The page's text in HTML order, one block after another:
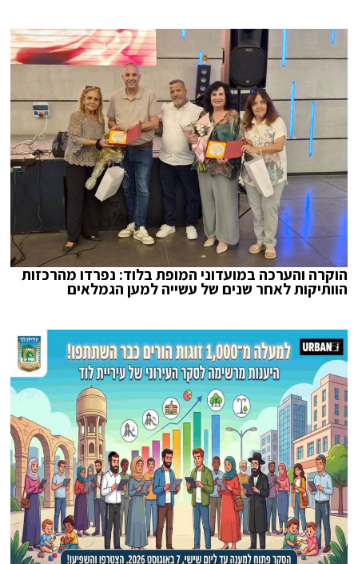
הוקרה והערכה במועדוני המופת בלוד: נפרדו מהרכזות
הוותיקות לאחר שנים של עשייה למען הגמלאים